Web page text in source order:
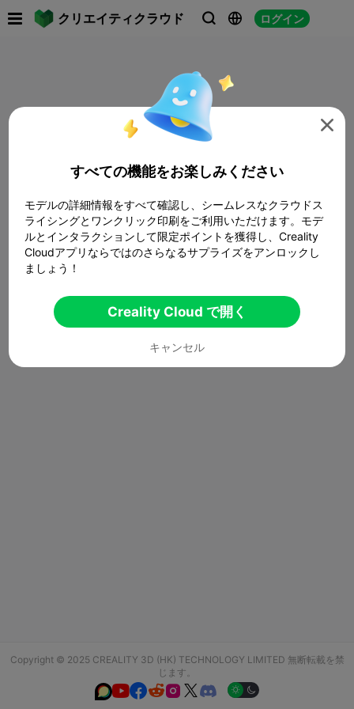
クリエイティクラウド   ログイン
Copyright © 2025 CREALITY 3D (HK) TECHNOLOGY LIMITED 無断転載を禁
じます。
  

すべての機能をお楽しみください
モデルの詳細情報をすべて確認し、シームレスなクラウドス
ライシングとワンクリック印刷をご利用いただけます。モデ
ルとインタラクションして限定ポイントを獲得し、Creality
Cloudアプリならではのさらなるサプライズをアンロックし
ましょう！
Creality Cloud で開く
キャンセル